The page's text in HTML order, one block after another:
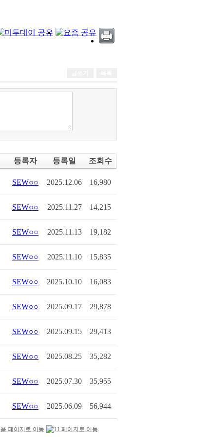
등록자 등록일 조회수
SEW○○ 2025.12.06 16,980
SEW○○ 2025.11.27 14,215
SEW○○ 2025.11.13 19,182
SEW○○ 2025.11.10 15,835
SEW○○ 2025.10.10 16,083
SEW○○ 2025.09.17 29,878
SEW○○ 2025.09.15 29,413
SEW○○ 2025.08.25 35,282
SEW○○ 2025.07.30 35,955
SEW○○ 2025.06.09 56,944